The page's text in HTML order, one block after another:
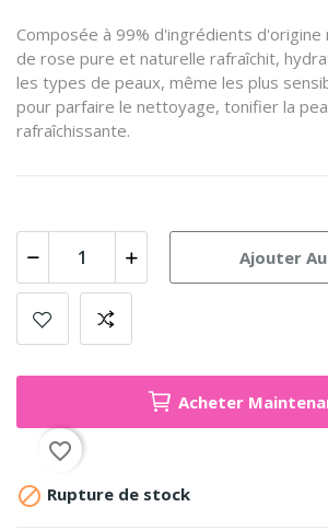
Composée à 99% d'ingrédients
de rose pure et naturelle rafraîchit,
les types de peaux, même les plus
pour parfaire le nettoyage, tonifier la
rafraîchissante.
Ajouter
Acheter
favorite_border
 Rupture de stock